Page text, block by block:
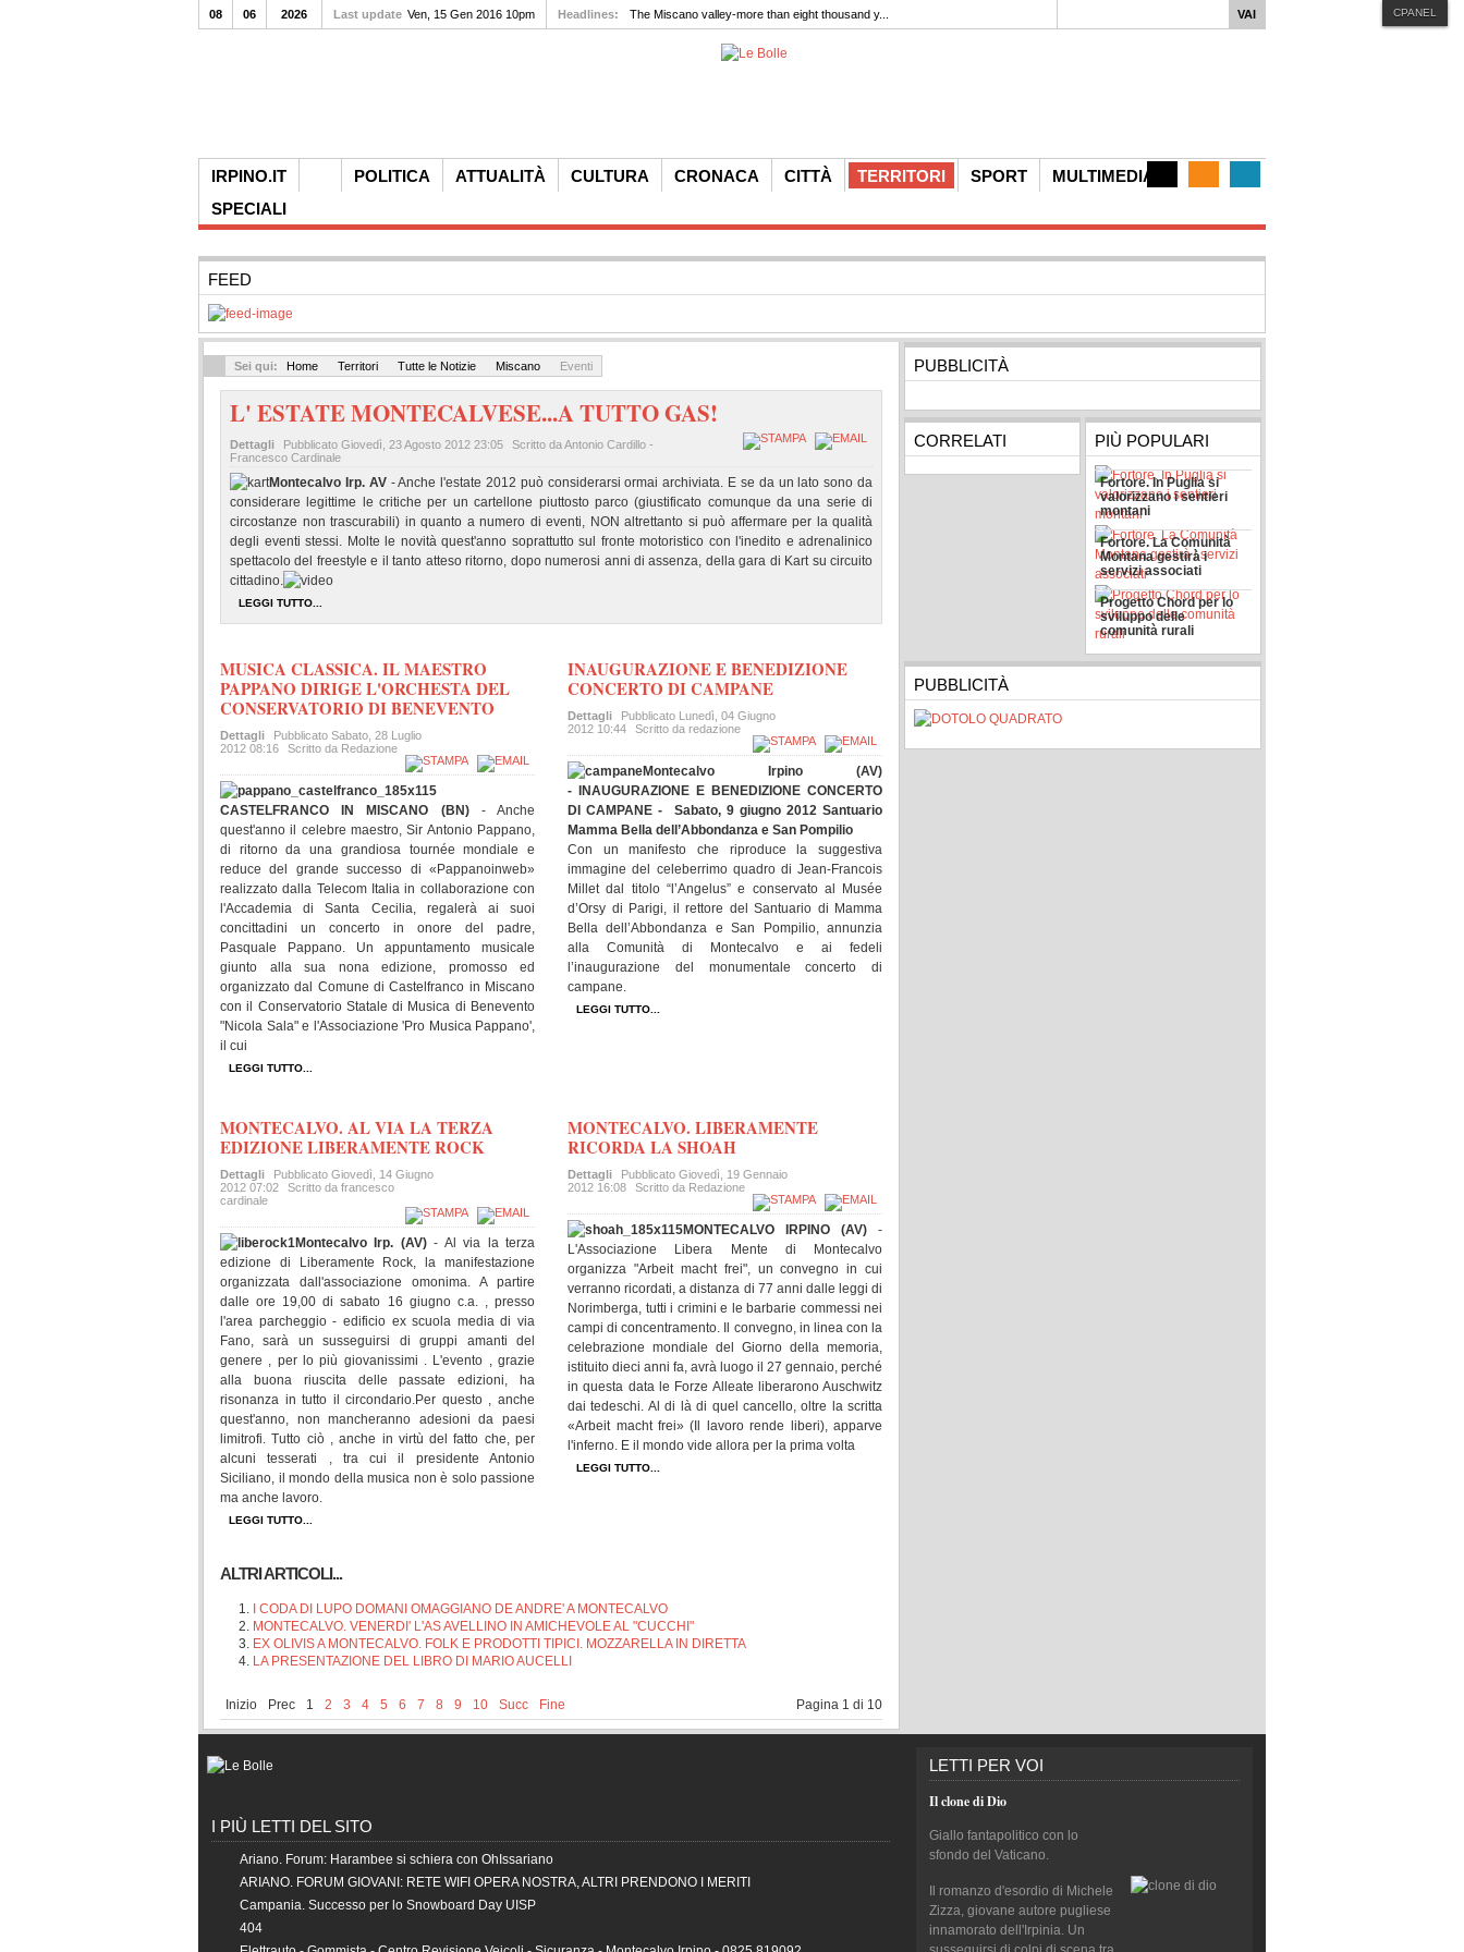
IRPINO.IT POLITICA ATTUALITÀ CULTURA CRONACA CITTÀ TERRITORI SPORT
MULTIMEDIA
SPECIALI
08 06 2026 Last update Ven, 15 Gen 2016 10pm Headlines: The Miscano valley-more than eight thousand y... CPANEL
FEED
Sei qui: Home Territori Tutte le Notizie Miscano Eventi
L' ESTATE MONTECALVESE...A TUTTO GAS!
Dettagli Pubblicato Giovedì, 23 Agosto 2012 23:05
Scritto da Antonio Cardillo -
Francesco Cardinale
Montecalvo Irp. AV - Anche l'estate 2012 può considerarsi ormai archiviata. E se da un lato sono da
considerare legittime le critiche per un cartellone piuttosto parco (giustificato comunque da una serie di
circostanze non trascurabili) in quanto a numero di eventi, NON altrettanto si può affermare per la qualità
degli eventi stessi. Molte le novità quest'anno soprattutto sul fronte motoristico con l'inedito e adrenalinico
spettacolo del freestyle e il tanto atteso ritorno, dopo numerosi anni di assenza, della gara di Kart su circuito
cittadino.
LEGGI TUTTO...
MUSICA CLASSICA. IL MAESTRO
PAPPANO DIRIGE L'ORCHESTA DEL
CONSERVATORIO DI BENEVENTO
Dettagli Pubblicato Sabato, 28 Luglio
2012 08:16
Scritto da Redazione
CASTELFRANCO IN MISCANO (BN) - Anche
quest'anno il celebre maestro, Sir Antonio Pappano,
di ritorno da una grandiosa tournée mondiale e
reduce del grande successo di «Pappanoinweb»
realizzato dalla Telecom Italia in collaborazione con
l'Accademia di Santa Cecilia, regalerà ai suoi
concittadini un concerto in onore del padre,
Pasquale Pappano. Un appuntamento musicale
giunto alla sua nona edizione, promosso ed
organizzato dal Comune di Castelfranco in Miscano
con il Conservatorio Statale di Musica di Benevento
"Nicola Sala" e l'Associazione 'Pro Musica Pappano',
il cui
LEGGI TUTTO...
INAUGURAZIONE E BENEDIZIONE
CONCERTO DI CAMPANE
Dettagli Pubblicato Lunedì, 04 Giugno
2012 10:44
Scritto da redazione
Montecalvo Irpino (AV)
- INAUGURAZIONE E BENEDIZIONE CONCERTO
DI CAMPANE - Sabato, 9 giugno 2012 Santuario
Mamma Bella dell’Abbondanza e San Pompilio
Con un manifesto che riproduce la suggestiva
immagine del celeberrimo quadro di Jean-Francois
Millet dal titolo “l’Angelus” e conservato al Musée
d’Orsy di Parigi, il rettore del Santuario di Mamma
Bella dell’Abbondanza e San Pompilio, annunzia
alla Comunità di Montecalvo e ai fedeli
l’inaugurazione del monumentale concerto di
campane.
LEGGI TUTTO...
MONTECALVO. AL VIA LA TERZA
EDIZIONE LIBERAMENTE ROCK
Dettagli Pubblicato Giovedì, 14 Giugno
2012 07:02
Scritto da francesco
cardinale
Montecalvo Irp. (AV)- Al via la terza
edizione di Liberamente Rock, la manifestazione
organizzata dall'associazione omonima. A partire
dalle ore 19,00 di sabato 16 giugno c.a. , presso
l'area parcheggio - edificio ex scuola media di via
Fano, sarà un susseguirsi di gruppi amanti del
genere , per lo più giovanissimi . L'evento , grazie
alla buona riuscita delle passate edizioni, ha
risonanza in tutto il circondario.Per questo , anche
quest'anno, non mancheranno adesioni da paesi
limitrofi. Tutto ciò , anche in virtù del fatto che, per
alcuni tesserati , tra cui il presidente Antonio
Siciliano, il mondo della musica non è solo passione
ma anche lavoro.
LEGGI TUTTO...
MONTECALVO. LIBERAMENTE
RICORDA LA SHOAH
Dettagli PubblicatoGiovedì, 19 Gennaio
2012 16:08
Scritto da Redazione
MONTECALVO IRPINO (AV)-
L'Associazione Libera Mente di Montecalvo
organizza "Arbeit macht frei", un convegno in cui
verranno ricordati, a distanza di 77 anni dalle leggi di
Norimberga, tutti i crimini e le barbarie commessi nei
campi di concentramento. Il convegno, in linea con la
celebrazione mondiale del Giorno della memoria,
istituito dieci anni fa, avrà luogo il 27 gennaio, perché
in questa data le Forze Alleate liberarono Auschwitz
dai tedeschi. Al di là di quel cancello, oltre la scritta
«Arbeit macht frei» (Il lavoro rende liberi), apparve
l'inferno. E il mondo vide allora per la prima volta
LEGGI TUTTO...
ALTRI ARTICOLI...
I CODA DI LUPO DOMANI OMAGGIANO DE ANDRE' A MONTECALVO
MONTECALVO. VENERDI' L'AS AVELLINO IN AMICHEVOLE AL "CUCCHI"
EX OLIVIS A MONTECALVO. FOLK E PRODOTTI TIPICI. MOZZARELLA IN DIRETTA
LA PRESENTAZIONE DEL LIBRO DI MARIO AUCELLI
Pagina 1 di 10
Inizio Prec 1 2 3 4 5 6 7 8 9 10 Succ Fine
PUBBLICITÀ
CORRELATI PIÙ POPULARI
Fortore. In Puglia si
valorizzano i sentieri
montani
Fortore. La Comunità
Montana gestirà i
servizi associati
Progetto Chord per lo
sviluppo delle
comunità rurali
PUBBLICITÀ
I PIÙ LETTI DEL SITO
Ariano. Forum: Harambee si schiera con OhIssariano
ARIANO. FORUM GIOVANI: RETE WIFI OPERA NOSTRA, ALTRI PRENDONO I MERITI
Campania. Successo per lo Snowboard Day UISP
404
LETTI PER VOI
Il clone di Dio
Giallo fantapolitico con lo
sfondo del Vaticano.
Il romanzo d'esordio di Michele
Zizza, giovane autore pugliese
innamorato dell'Irpinia. Un